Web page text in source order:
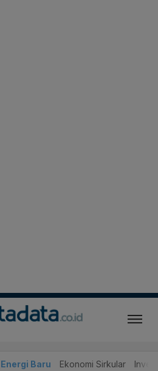
Energi Baru Ekonomi Sirkular